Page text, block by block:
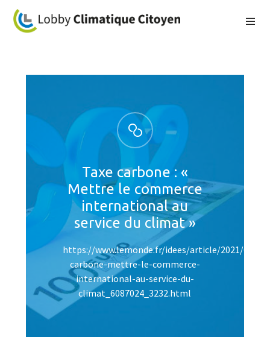
Taxe carbone : «
Mettre le commerce
international au
service du climat »
https://www.lemonde.fr/idees/article/2021/07/
carbone-mettre-le-commerce-
international-au-service-du-
climat_6087024_3232.html